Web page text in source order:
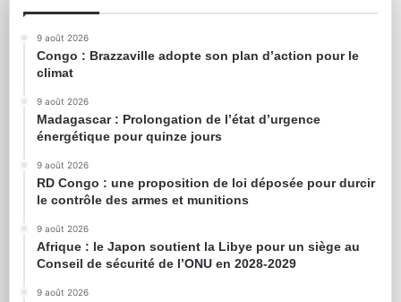
9 août 2026
Congo : Brazzaville adopte son plan d’action pour le
climat
9 août 2026
Madagascar : Prolongation de l’état d’urgence
énergétique pour quinze jours
9 août 2026
RD Congo : une proposition de loi déposée pour durcir
le contrôle des armes et munitions
9 août 2026
Afrique : le Japon soutient la Libye pour un siège au
Conseil de sécurité de l’ONU en 2028-2029
9 août 2026